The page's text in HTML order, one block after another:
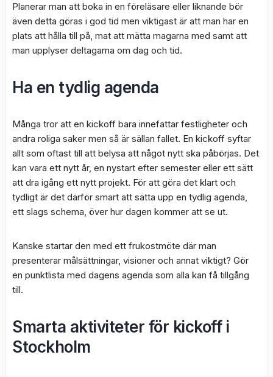
Planerar man att boka in en föreläsare eller liknande bör
även detta göras i god tid men viktigast är att man har en
plats att hålla till på, mat att mätta magarna med samt att
man upplyser deltagarna om dag och tid.
Ha en tydlig agenda
Många tror att en kickoff bara innefattar festligheter och
andra roliga saker men så är sällan fallet. En kickoff syftar
allt som oftast till att belysa att något nytt ska påbörjas. Det
kan vara ett nytt år, en nystart efter semester eller ett sätt
att dra igång ett nytt projekt. För att göra det klart och
tydligt är det därför smart att sätta upp en tydlig agenda,
ett slags schema, över hur dagen kommer att se ut.
Kanske startar den med ett frukostmöte där man
presenterar målsättningar, visioner och annat viktigt? Gör
en punktlista med dagens agenda som alla kan få tillgång
till.
Smarta aktiviteter för kickoff i
Stockholm